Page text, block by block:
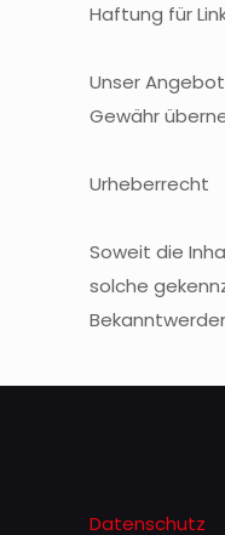
Haftung für
Unser
Gewähr
Urheberrecht
Soweit die
solche
Datenschutz